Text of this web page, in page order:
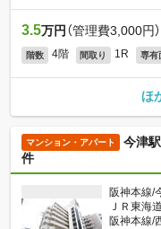
3.5万円 （管理費3,000円）
階数 4階 間取り 1R 専有
ほ
マンション・アパート
今津
件
阪神本線/
ＪＲ東海
阪神本線/